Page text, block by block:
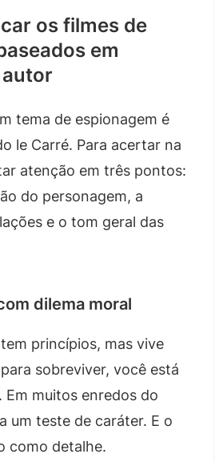
os filmes de
em
tema de espionagem é
le Carré. Para acertar na
atenção em três pontos:
do personagem, a
e o tom geral das
dilema moral
princípios, mas vive
sobreviver, você está
muitos enredos do
um teste de caráter. E o
como detalhe.